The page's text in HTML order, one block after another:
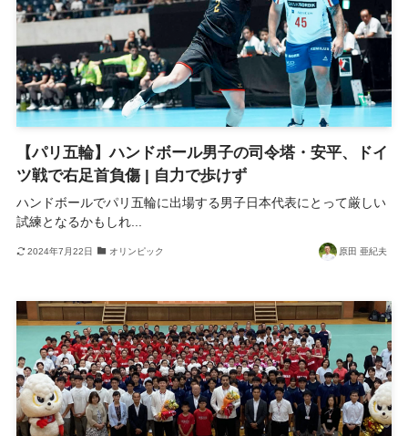
【パリ五輪】ハンドボール男子の司令塔・安平、ドイ
ツ戦で右足首負傷 | 自力で歩けず
ハンドボールでパリ五輪に出場する男子日本代表にとって厳しい
試練となるかもしれ...
2024年7月22日 オリンピック 原田 亜紀夫